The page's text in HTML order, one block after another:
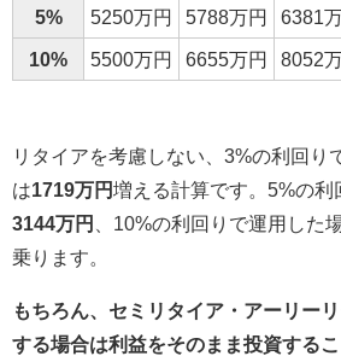
5% 5250万円 5788万円 6381
10% 5500万円 6655万円 8052
リタイアを考慮しない、3%の利回り
は1719万円増える計算です。5%の利
3144万円
、10%の利回りで運用した
乗ります。
もちろん、セミリタイア・アーリー
する場合は利益をそのまま投資するこ